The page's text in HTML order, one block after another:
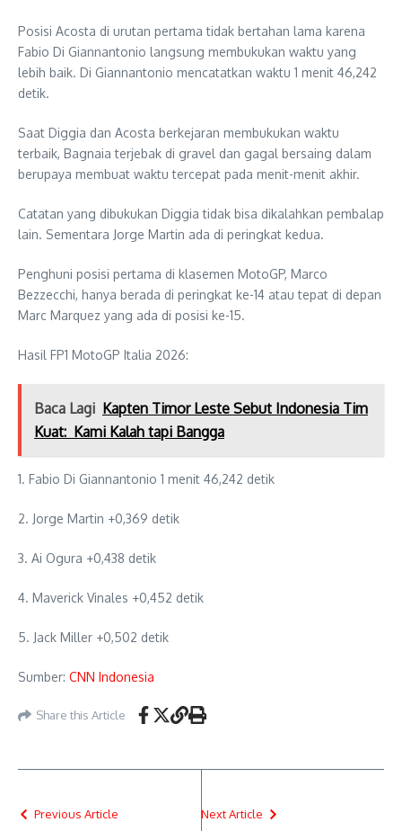
Posisi Acosta di urutan pertama tidak bertahan lama karena
Fabio Di Giannantonio langsung membukukan waktu yang
lebih baik. Di Giannantonio mencatatkan waktu 1 menit 46,242
detik.
Saat Diggia dan Acosta berkejaran membukukan waktu
terbaik, Bagnaia terjebak di gravel dan gagal bersaing dalam
berupaya membuat waktu tercepat pada menit-menit akhir.
Catatan yang dibukukan Diggia tidak bisa dikalahkan pembalap
lain. Sementara Jorge Martin ada di peringkat kedua.
Penghuni posisi pertama di klasemen MotoGP, Marco
Bezzecchi, hanya berada di peringkat ke-14 atau tepat di depan
Marc Marquez yang ada di posisi ke-15.
Hasil FP1 MotoGP Italia 2026:
Baca Lagi Kapten Timor Leste Sebut Indonesia Tim
Kuat: Kami Kalah tapi Bangga
1. Fabio Di Giannantonio 1 menit 46,242 detik
2. Jorge Martin +0,369 detik
3. Ai Ogura +0,438 detik
4. Maverick Vinales +0,452 detik
5. Jack Miller +0,502 detik
Sumber: CNN Indonesia
Share this Article
Previous Article Next Article